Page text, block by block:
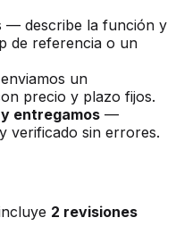
— describe la función y
de referencia o un
un
precio y plazo fijos.
entregamos —
verificado sin errores.
2 revisiones